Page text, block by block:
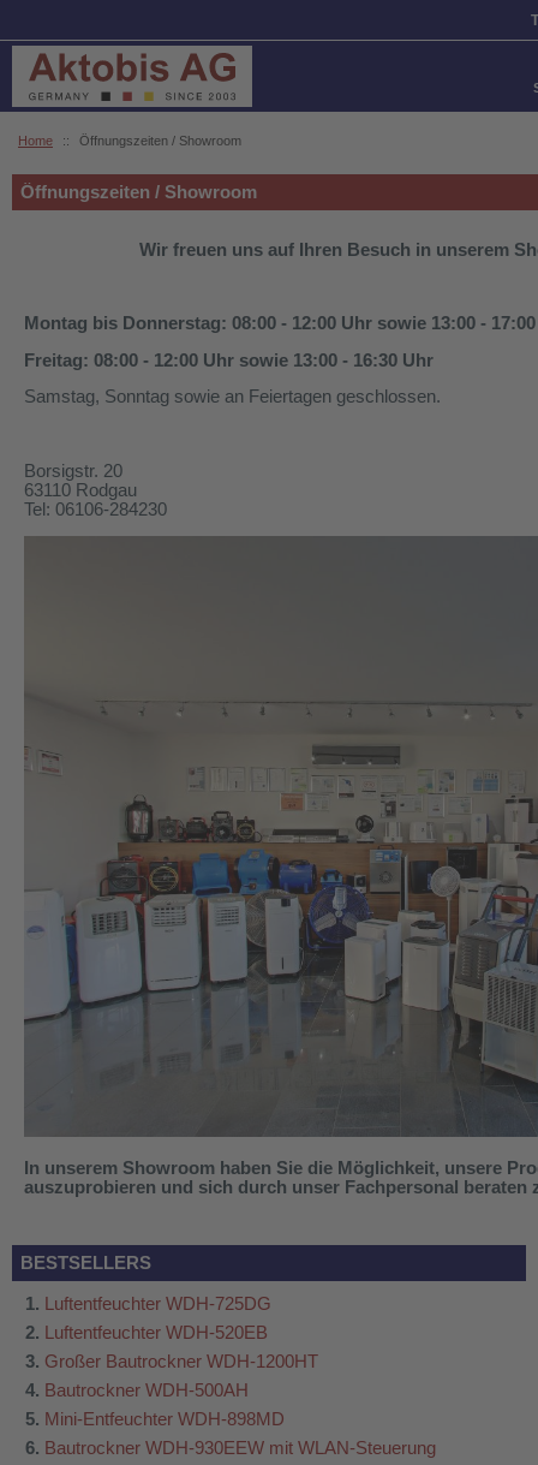
Home :: Öffnungszeiten / Showroom
Öffnungszeiten / Showroom
Wir freuen uns auf Ihren Besuch in unserem
Montag bis Donnerstag: 08:00 - 12:00 Uhr sowie 13:00 -
Freitag: 08:00 - 12:00 Uhr sowie 13:00 - 16:30 Uhr
Samstag, Sonntag sowie an Feiertagen geschlossen.
Borsigstr. 20
63110 Rodgau
Tel: 06106-284230
In unserem Showroom haben Sie die Möglichkeit, unsere
auszuprobieren und sich durch unser Fachpersonal beraten
BESTSELLERS
Luftentfeuchter WDH-725DG
Luftentfeuchter WDH-520EB
Großer Bautrockner WDH-1200HT
Bautrockner WDH-500AH
Mini-Entfeuchter WDH-898MD
Bautrockner WDH-930EEW mit WLAN-Steuerung